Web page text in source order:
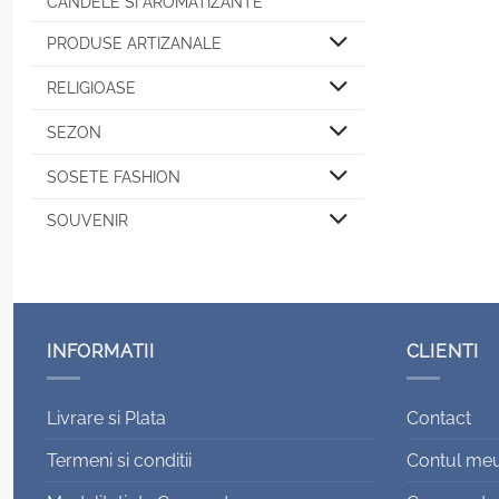
PRODUSE ARTIZANALE
RELIGIOASE
SEZON
SOSETE FASHION
SOUVENIR
INFORMATII
Livrare si Plata
Termeni si conditii
CLIENTI
Contact
Contul